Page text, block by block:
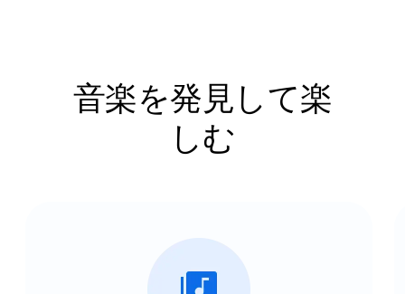
音楽を発見して楽
しむ